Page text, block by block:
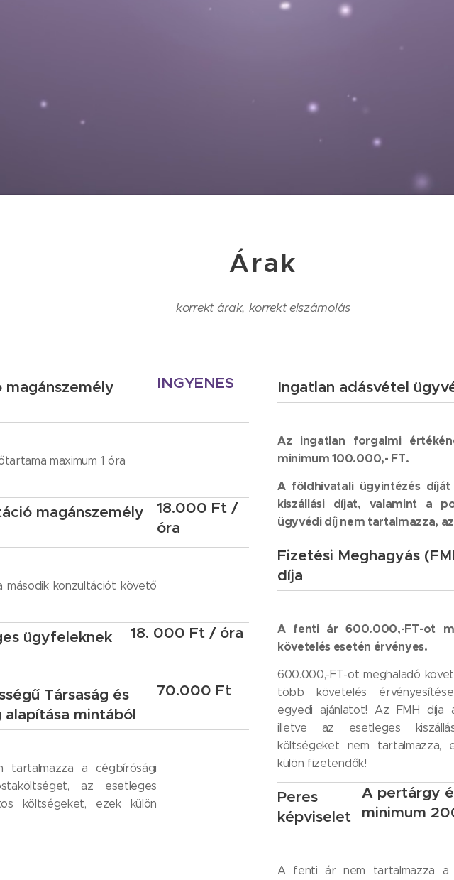
Árak
korrekt árak, korrekt elszámolás
magánszemély
INGYENES
maximum 1 óra
magánszemély
18.000 Ft /
óra
konzultációt követő
ügyfeleknek 18. 000 Ft / óra
Társaság és
mintából
70.000 Ft
a cégbírósági
az esetleges
költségeket, ezek külön
Ingatlan adásvétel
Az ingatlan forgalmi
minimum 100.000,- FT.
A földhivatali ügyintézés
kiszállási díjat, valamint a
ügyvédi díj nem tartalmazza,
Fizetési Meghagyás
díja
A fenti ár 600.000,-FT-ot
követelés esetén érvényes.
600.000,-FT-ot meghaladó
több követelés
egyedi ajánlatot! Az FMH díja
illetve az esetleges
költségeket nem tartalmazza,
külön fizetendők!
Peres
képviselet
A pertárgy
minimum
A fenti ár nem tartalmazza a